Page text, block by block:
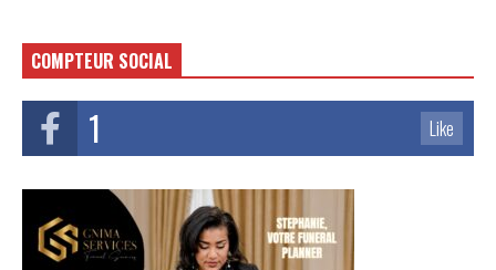
COMPTEUR SOCIAL
1 Like